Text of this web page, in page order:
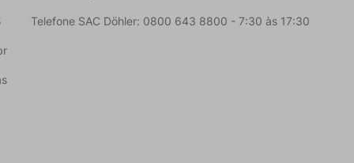
Telefone SAC Döhler: 0800 643 8800 - 7:30 às 17:30